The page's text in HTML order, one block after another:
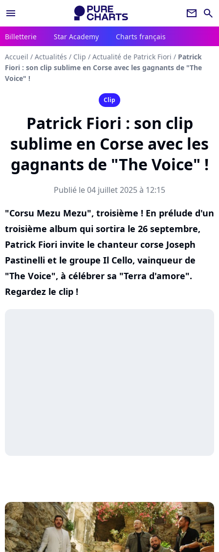
menu newsletter search
Billetterie Star Academy Charts français
Accueil / Actualités / Clip / Actualité de Patrick Fiori / Patrick
Fiori : son clip sublime en Corse avec les gagnants de "The
Voice" !
Clip
Patrick Fiori : son clip
sublime en Corse avec les
gagnants de "The Voice" !
Publié le 04 juillet 2025 à 12:15
"Corsu Mezu Mezu", troisième ! En prélude d'un
troisième album qui sortira le 26 septembre,
Patrick Fiori invite le chanteur corse Joseph
Pastinelli et le groupe Il Cello, vainqueur de
"The Voice", à célébrer sa "Terra d'amore".
Regardez le clip !